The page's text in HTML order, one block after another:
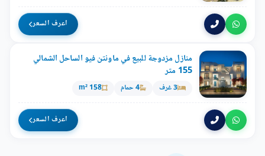
اعرف السعر
منازل مزدوجة للبيع في ماونتن فيو الساحل الشمالي
155 متر
3 غرف 4 حمام 158 m²
اعرف السعر